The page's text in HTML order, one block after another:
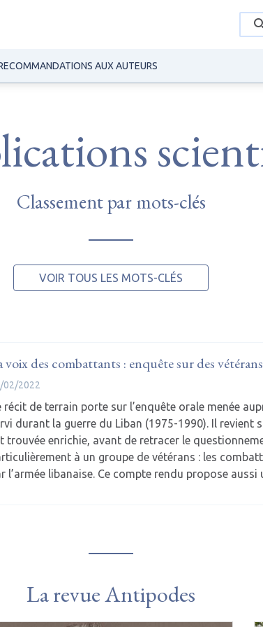
AUX AUTEURS
Classement par mots-clés
VOIR TOUS LES MOTS-CLÉS
voix des combattants : enquête sur des
02/2022
récit de terrain porte sur l’enquête orale menée
durant la guerre du Liban (1975-1990). Il revient
trouvée enrichie, avant de retracer le
à un groupe de vétérans : les
l’armée libanaise. Ce compte rendu propose
La revue Antipodes